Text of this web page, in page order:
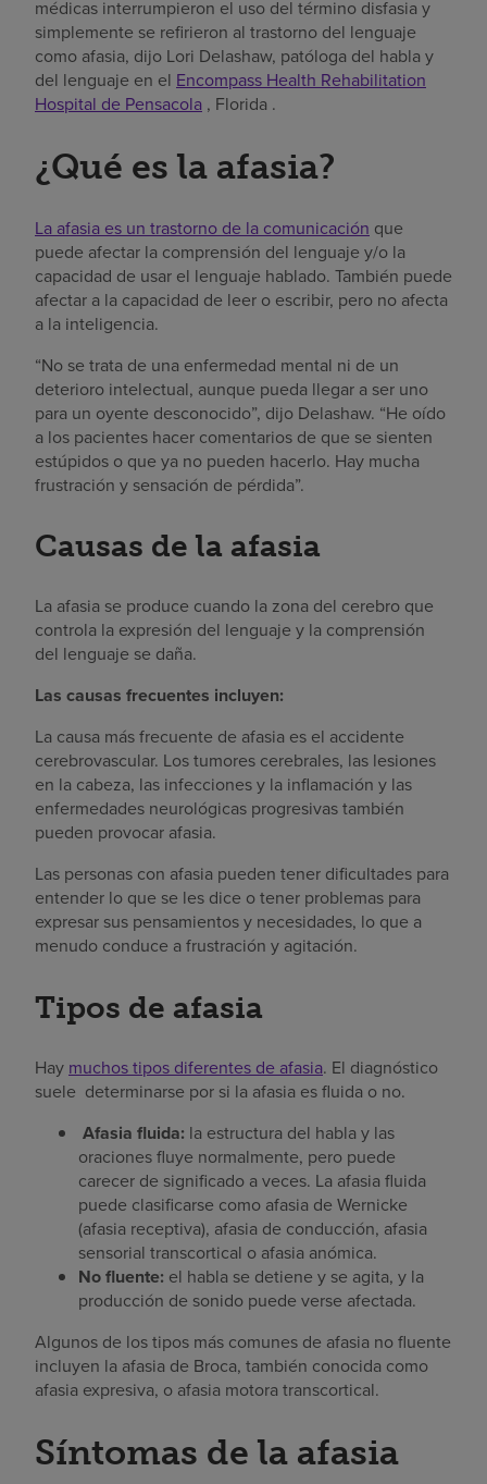
médicas interrumpieron el uso del término disfasia y
simplemente se refirieron al trastorno del lenguaje
como afasia, dijo Lori Delashaw, patóloga del habla y
del lenguaje en el Encompass Health Rehabilitation
Hospital de Pensacola , Florida .
¿Qué es la afasia?
La afasia es un trastorno de la comunicación que
puede afectar la comprensión del lenguaje y/o la
capacidad de usar el lenguaje hablado. También puede
afectar a la capacidad de leer o escribir, pero no afecta
a la inteligencia.
“No se trata de una enfermedad mental ni de un
deterioro intelectual, aunque pueda llegar a ser uno
para un oyente desconocido”, dijo Delashaw. “He oído
a los pacientes hacer comentarios de que se sienten
estúpidos o que ya no pueden hacerlo. Hay mucha
frustración y sensación de pérdida”.
Causas de la afasia
La afasia se produce cuando la zona del cerebro que
controla la expresión del lenguaje y la comprensión
del lenguaje se daña.
Las causas frecuentes incluyen:
La causa más frecuente de afasia es el accidente
cerebrovascular. Los tumores cerebrales, las lesiones
en la cabeza, las infecciones y la inflamación y las
enfermedades neurológicas progresivas también
pueden provocar afasia.
Las personas con afasia pueden tener dificultades para
entender lo que se les dice o tener problemas para
expresar sus pensamientos y necesidades, lo que a
menudo conduce a frustración y agitación.
Tipos de afasia
Hay muchos tipos diferentes de afasia. El diagnóstico
suele determinarse por si la afasia es fluida o no.
Afasia fluida: la estructura del habla y las
oraciones fluye normalmente, pero puede
carecer de significado a veces. La afasia fluida
puede clasificarse como afasia de Wernicke
(afasia receptiva), afasia de conducción, afasia
sensorial transcortical o afasia anómica.
No fluente: el habla se detiene y se agita, y la
producción de sonido puede verse afectada.
Algunos de los tipos más comunes de afasia no fluente
incluyen la afasia de Broca, también conocida como
afasia expresiva, o afasia motora transcortical.
Síntomas de la afasia